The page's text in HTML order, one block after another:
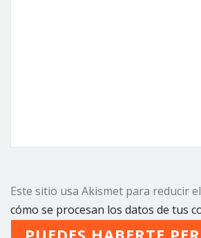
Este sitio usa Akismet para reducir
cómo se procesan los datos de tus